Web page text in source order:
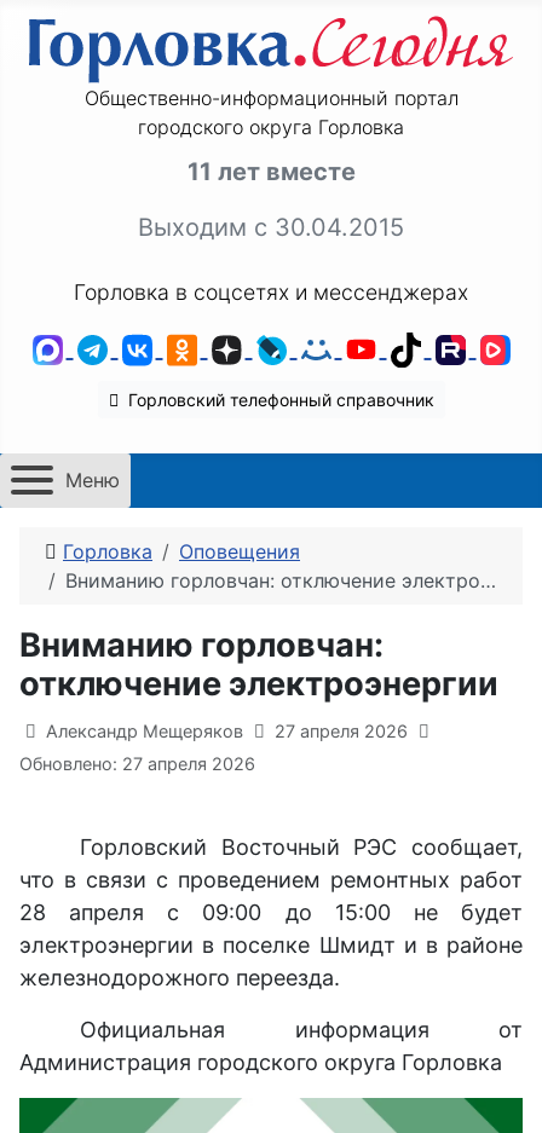
Общественно-информационный портал
городского округа Горловка
11 лет вместе
Выходим с 30.04.2015
Горловка в соцсетях и мессенджерах
MAXTelegram
ВКонтакте
Одноклассники
ДзенLiveJournal
Мой Мир
YouTube
TikTok
Горловский телефонный справочник
Меню
Горловка
Оповещения
Вниманию горловчан: отключение электроэнергии
Вниманию горловчан:
отключение электроэнергии
Информация о материале
Александр Мещеряков
27 апреля 2026
Обновлено: 27 апреля 2026
Горловский Восточный РЭС сообщает,
что в связи с проведением ремонтных работ
28 апреля с 09:00 до 15:00 не будет
электроэнергии в поселке Шмидт и в районе
железнодорожного переезда.
Официальная информация от
Администрация городского округа Горловка